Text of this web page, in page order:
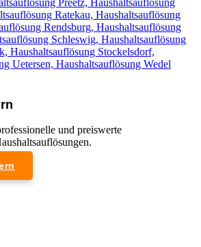
Preetz, Haushaltsauflösung
Ratekau, Haushaltsauflösung
Rendsburg, Haushaltsauflösung
Schleswig, Haushaltsauflösung
Haushaltsauflösung Stockelsdorf,
Uetersen, Haushaltsauflösung Wedel
und preiswerte